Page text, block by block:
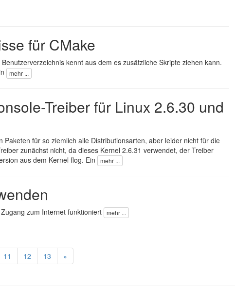
für CMake
kennt aus dem es zusätzliche Skripte ziehen kann.
mehr ...
Treiber für Linux 2.6.30 und
für so ziemlich alle Distributionsarten, aber leider nicht für die
zunächst nicht, da dieses Kernel 2.6.31 verwendet, der Treiber
aus dem Kernel flog. Ein
mehr ...
zum Internet funktioniert mehr ...
11 12 13 »